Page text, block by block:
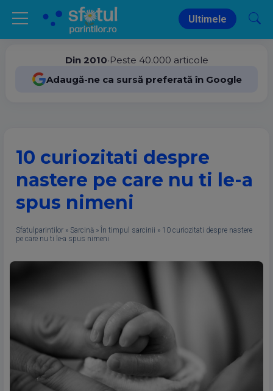
Ultimele
Din 2010•Peste 40.000 articole
Adaugă-ne ca sursă preferată în Google
10 curiozitati despre
nastere pe care nu ti le-a
spus nimeni
Sfatulparintilor » Sarcină » În timpul sarcinii » 10 curiozitati despre nastere
pe care nu ti le-a spus nimeni